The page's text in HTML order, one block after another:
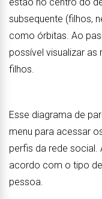
subsequente (filhos,
como órbitas. Ao
possível visualizar as
filhos.
Esse diagrama de
menu para acessar
perfis da rede social.
acordo com o tipo
pessoa.